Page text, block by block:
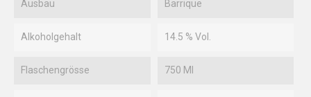
Ausbau Barrique
Alkoholgehalt 14.5 % Vol.
Flaschengrösse 750 Ml